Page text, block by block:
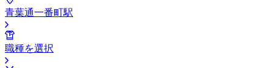
青葉通一番町駅
職種を選択